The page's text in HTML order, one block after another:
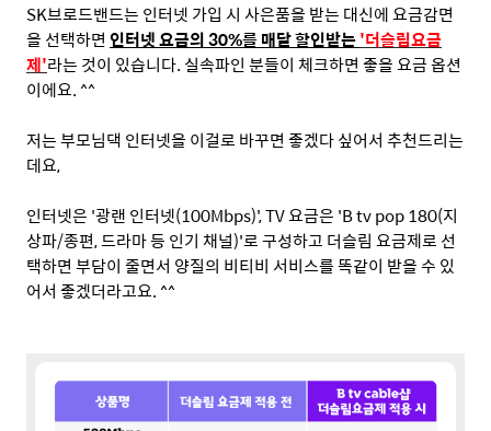
SK브로드밴드는 인터넷 가입 시 사은품을 받는 대신에 요금감면
을 선택하면 인터넷 요금의30%를 매달 할인받는'더슬림요금
제'라는 것이 있습니다. 실속파인 분들이 체크하면 좋을 요금 옵션
이에요. ^^
저는 부모님댁 인터넷을 이걸로 바꾸면 좋겠다 싶어서 추천드리는
데요,
인터넷은 '광랜 인터넷(100Mbps)', TV요금은 'B tv pop 180(지
상파/종편,드라마 등 인기 채널)'로 구성하고 더슬림 요금제로 선
택하면 부담이 줄면서 양질의 비티비 서비스를 똑같이 받을 수 있
어서 좋겠더라고요. ^^